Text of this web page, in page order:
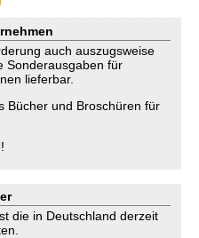
auch auszugsweise
Sonderausgaben für
lieferbar.
Bücher und Broschüren für
die in Deutschland derzeit